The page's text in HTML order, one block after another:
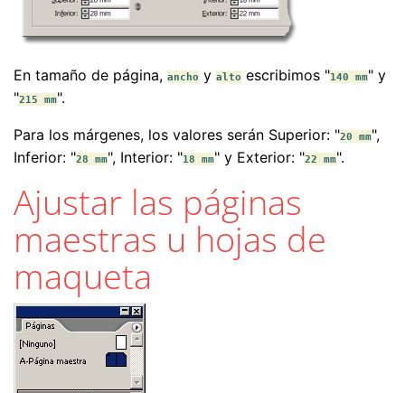
En tamaño de página, ancho y alto escribimos "140 mm" y
"215 mm".
Para los márgenes, los valores serán Superior: "20 mm",
Inferior: "28 mm", Interior: "18 mm" y Exterior: "22 mm".
Ajustar las páginas
maestras u hojas de
maqueta